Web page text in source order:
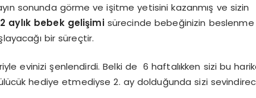
sonunda görme ve işitme yetisini kazanmış ve sizin
2 aylık bebek gelişimi sürecinde bebeğinizin beslenme
bir süreçtir.
evinizi şenlendirdi. Belki de 6 haftalıkken sizi bu
hediye etmediyse 2. ay dolduğunda sizi